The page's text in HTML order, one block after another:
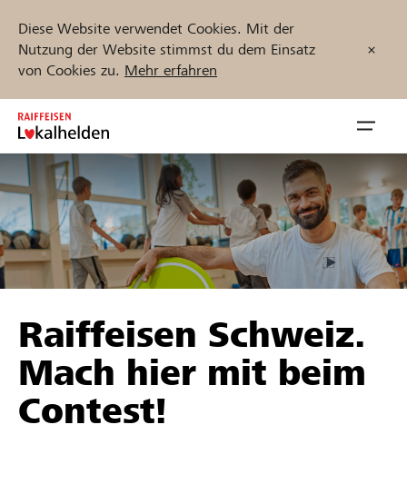
Diese Website verwendet Cookies. Mit der
Nutzung der Website stimmst du dem Einsatz
von Cookies zu. Mehr erfahren
Zum
Inhalt
springen
öffnen
Unterstützen
Hilfe & Support
Projekte und Organisationen finden
Jetzt starten
Raiffeisen Schweiz.
Mach hier mit beim
Contest!